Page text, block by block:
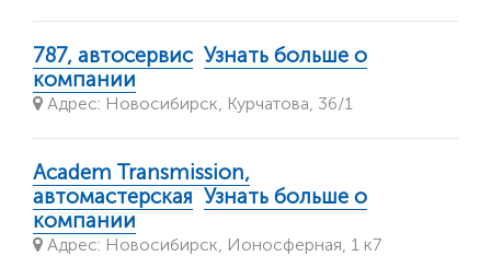
787, автосервис Узнать больше о
компании
Адрес: Новосибирск, Курчатова, 36/1
Academ Transmission,
автомастерская Узнать больше о
компании
Адрес: Новосибирск, Ионосферная, 1 к7